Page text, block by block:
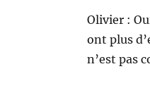
Olivier :
ont plus
n’est pas